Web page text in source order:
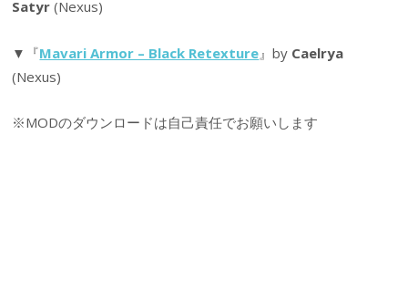
Satyr (Nexus)
▼『Mavari Armor – Black Retexture 』by Caelrya
(Nexus)
※MODのダウンロードは自己責任でお願いします